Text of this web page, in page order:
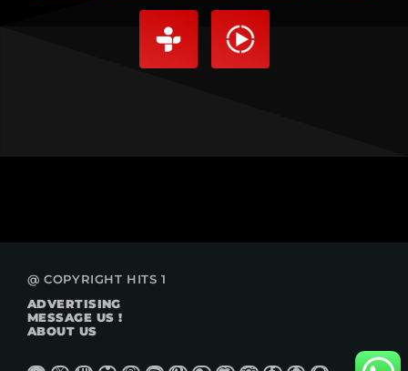
@ COPYRIGHT HITS 1
ADVERTISING
MESSAGE US !
ABOUT US